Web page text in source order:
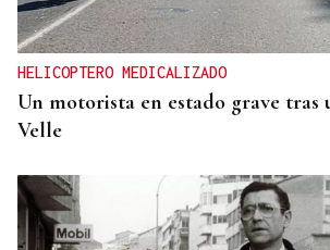
HELICOPTERO MEDICALIZADO
Un motorista en estado grave tras
Velle